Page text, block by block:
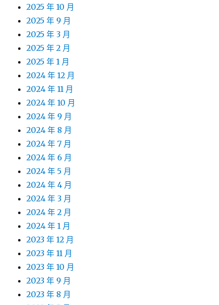
2025 年 10 月
2025 年 9 月
2025 年 3 月
2025 年 2 月
2025 年 1 月
2024 年 12 月
2024 年 11 月
2024 年 10 月
2024 年 9 月
2024 年 8 月
2024 年 7 月
2024 年 6 月
2024 年 5 月
2024 年 4 月
2024 年 3 月
2024 年 2 月
2024 年 1 月
2023 年 12 月
2023 年 11 月
2023 年 10 月
2023 年 9 月
2023 年 8 月